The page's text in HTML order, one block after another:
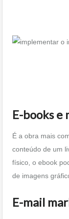
E-books e
É a obra mais
conteúdo de um
físico, o ebook
de imagens
E-mail